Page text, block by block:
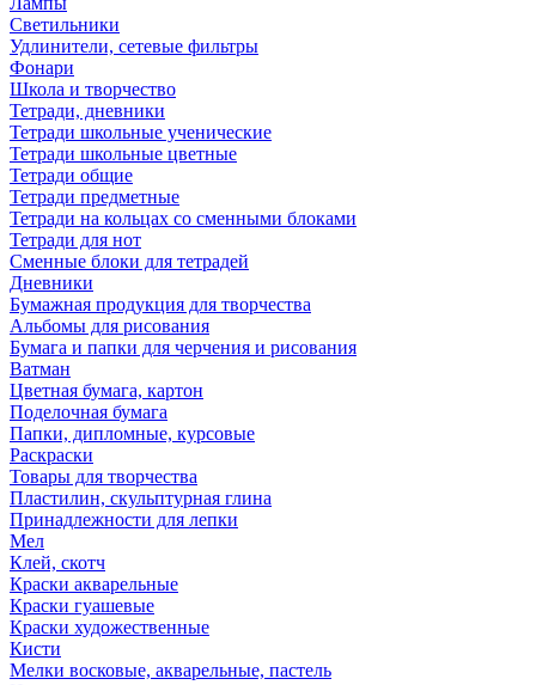
Светильники
Удлинители, сетевые фильтры
Фонари
Школа и творчество
Тетради, дневники
Тетради школьные ученические
Тетради школьные цветные
Тетради общие
Тетради предметные
Тетради на кольцах со сменными блоками
Тетради для нот
Сменные блоки для тетрадей
Дневники
Бумажная продукция для творчества
Альбомы для рисования
Бумага и папки для черчения и рисования
Ватман
Цветная бумага, картон
Поделочная бумага
Папки, дипломные, курсовые
Раскраски
Товары для творчества
Пластилин, скульптурная глина
Принадлежности для лепки
Мел
Клей, скотч
Краски акварельные
Краски гуашевые
Краски художественные
Кисти
Мелки восковые, акварельные, пастель